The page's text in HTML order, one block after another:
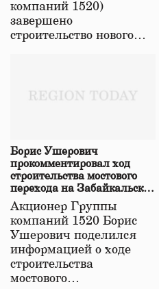
компаний 1520)
завершено
строительство нового…
Борис Ушерович
прокомментировал ход
строительства мостового
перехода на Забайкальской
железной дороге
Акционер Группы
компаний 1520 Борис
Ушерович поделился
информацией о ходе
строительства
мостового…